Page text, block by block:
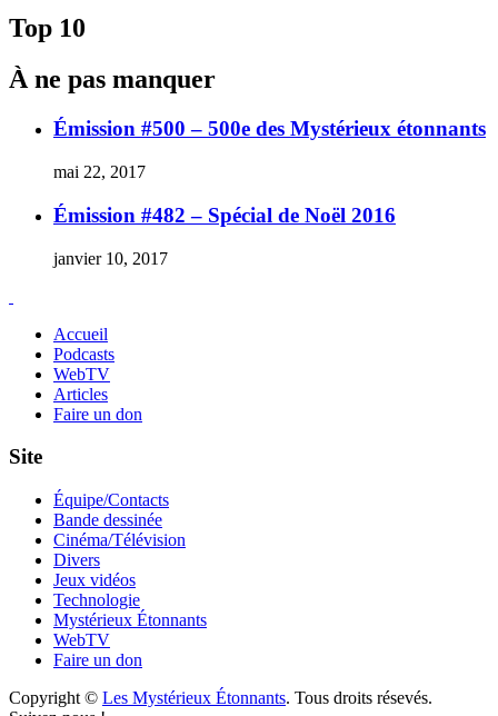
Top 10
À ne pas manquer
Émission #500 – 500e des Mystérieux étonnants
mai 22, 2017
Émission #482 – Spécial de Noël 2016
janvier 10, 2017
Accueil
Podcasts
WebTV
Articles
Faire un don
Site
Équipe/Contacts
Bande dessinée
Cinéma/Télévision
Divers
Jeux vidéos
Technologie
Mystérieux Étonnants
WebTV
Faire un don
Copyright © Les Mystérieux Étonnants. Tous droits résevés.